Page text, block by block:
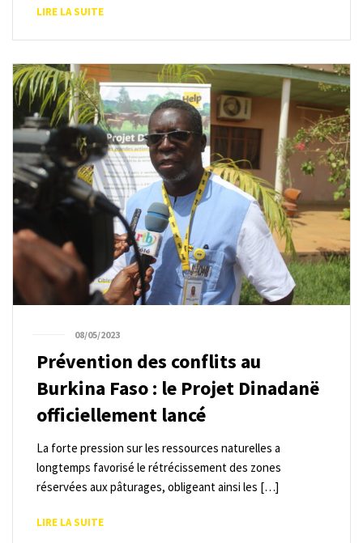
LIRE LA SUITE
08/05/2023
Prévention des conflits au
Burkina Faso : le Projet Dinadanë
officiellement lancé
La forte pression sur les ressources naturelles a
longtemps favorisé le rétrécissement des zones
réservées aux pâturages, obligeant ainsi les […]
LIRE LA SUITE